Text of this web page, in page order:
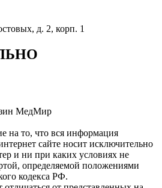
д. 2, корп. 1
МедМир
на то, что вся информация
сайте носит исключительно
и ни при каких условиях не
определяемой положениями
кодекса РФ.